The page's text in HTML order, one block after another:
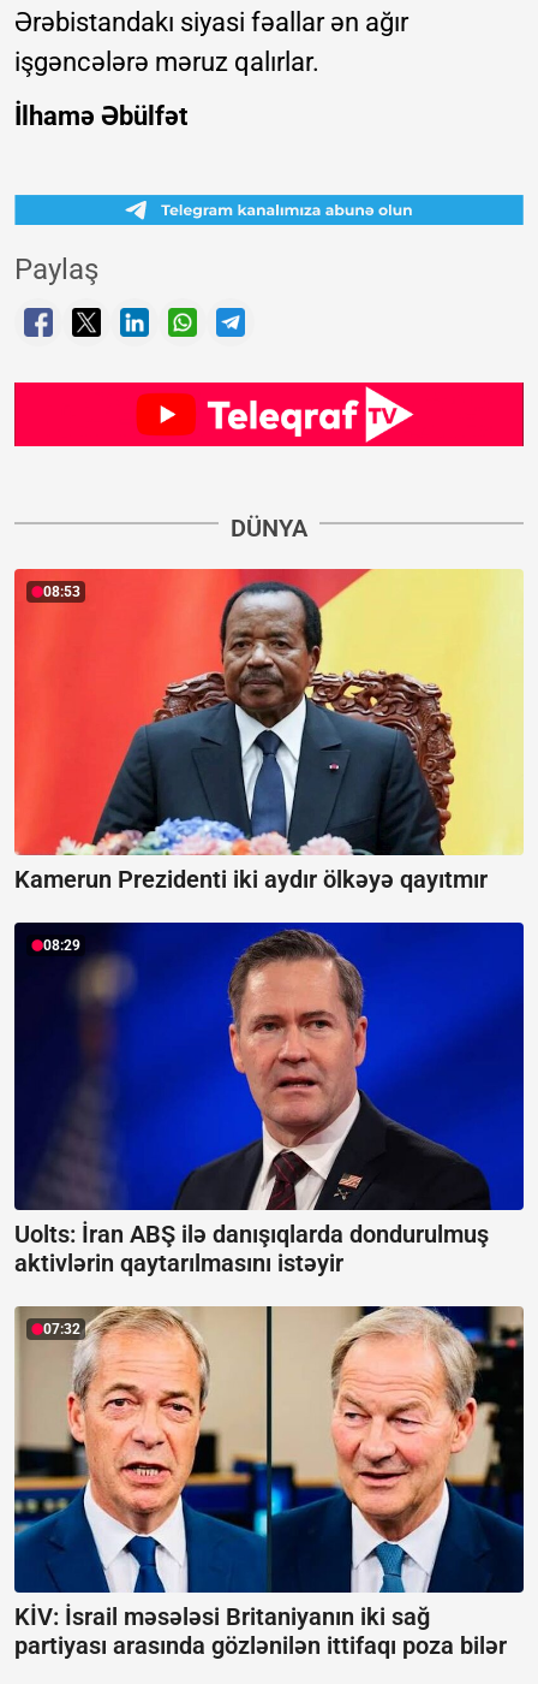
Ərəbistandakı siyasi fəallar ən ağır
işgəncələrə məruz qalırlar.
İlhamə Əbülfət
Paylaş
DÜNYA
08:53
Kamerun Prezidenti iki aydır ölkəyə qayıtmır
08:29
Uolts: İran ABŞ ilə danışıqlarda dondurulmuş
aktivlərin qaytarılmasını istəyir
07:32
KİV: İsrail məsələsi Britaniyanın iki sağ
partiyası arasında gözlənilən ittifaqı poza bilər